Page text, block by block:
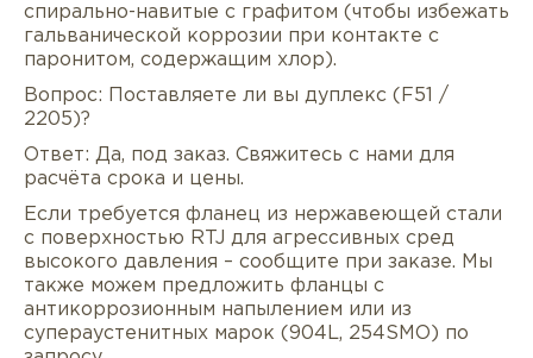
спирально-навитые с графитом (чтобы избежать
гальванической коррозии при контакте с
паронитом, содержащим хлор).
Вопрос: Поставляете ли вы дуплекс (F51 /
2205)?
Ответ: Да, под заказ. Свяжитесь с нами для
расчёта срока и цены.
Если требуется фланец из нержавеющей стали
с поверхностью RTJ для агрессивных сред
высокого давления – сообщите при заказе. Мы
также можем предложить фланцы с
антикоррозионным напылением или из
супераустенитных марок (904L, 254SMO) по